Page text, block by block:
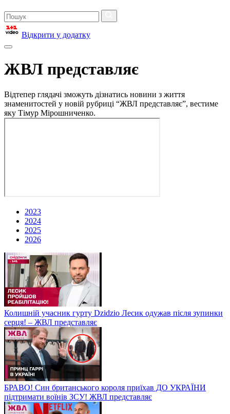
Відкрити у додатку
ЖВЛ представляє
Відтепер глядачі зможуть дізнатись новини з життя
знаменитостей у новій рубриці “ЖВЛ представляє”, вестиме
яку Тімур Мірошниченко.
2023
2024
2025
2026
Колишній учасник гурту Dzidzio Лесик одужав після зупинки
серця! – ЖВЛ представляє
БРАВО! Син британського короля приїхав ДО УКРАЇНИ
підтримати воїнів ЗСУ! ЖВЛ представляє